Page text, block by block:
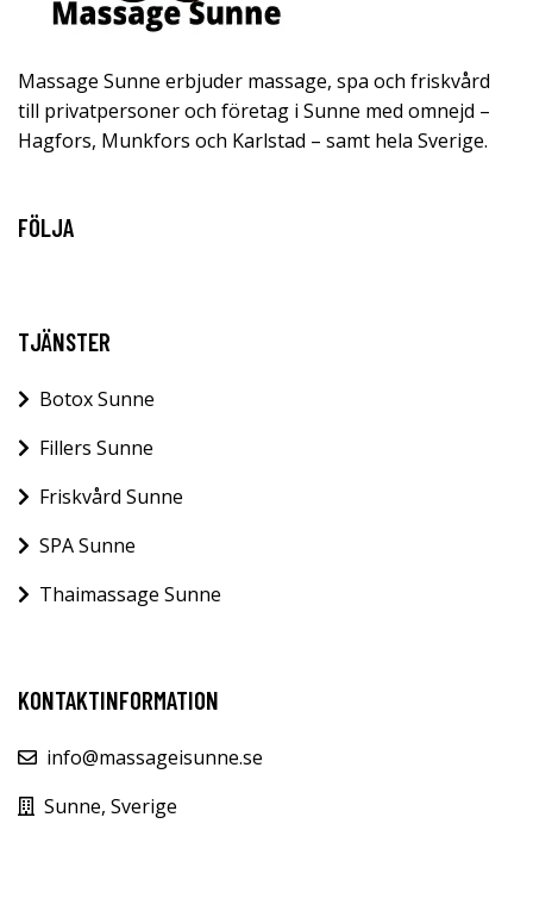
Massage Sunne erbjuder massage, spa och friskvård
till privatpersoner och företag i Sunne med omnejd –
Hagfors, Munkfors och Karlstad – samt hela Sverige.
FÖLJA
TJÄNSTER
Botox Sunne
Fillers Sunne
Friskvård Sunne
SPA Sunne
Thaimassage Sunne
KONTAKTINFORMATION
info@massageisunne.se
Sunne, Sverige